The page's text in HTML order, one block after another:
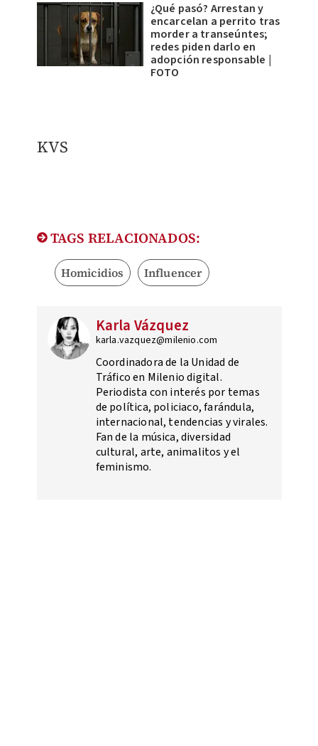
¿Qué pasó? Arrestan y
encarcelan a perrito tras
morder a transeúntes;
redes piden darlo en
adopción responsable |
FOTO
KVS
TAGS RELACIONADOS:
Homicidios Influencer
Karla Vázquez
karla.vazquez@milenio.com
Coordinadora de la Unidad de
Tráfico en Milenio digital.
Periodista con interés por temas
de política, policiaco, farándula,
internacional, tendencias y virales.
Fan de la música, diversidad
cultural, arte, animalitos y el
feminismo.